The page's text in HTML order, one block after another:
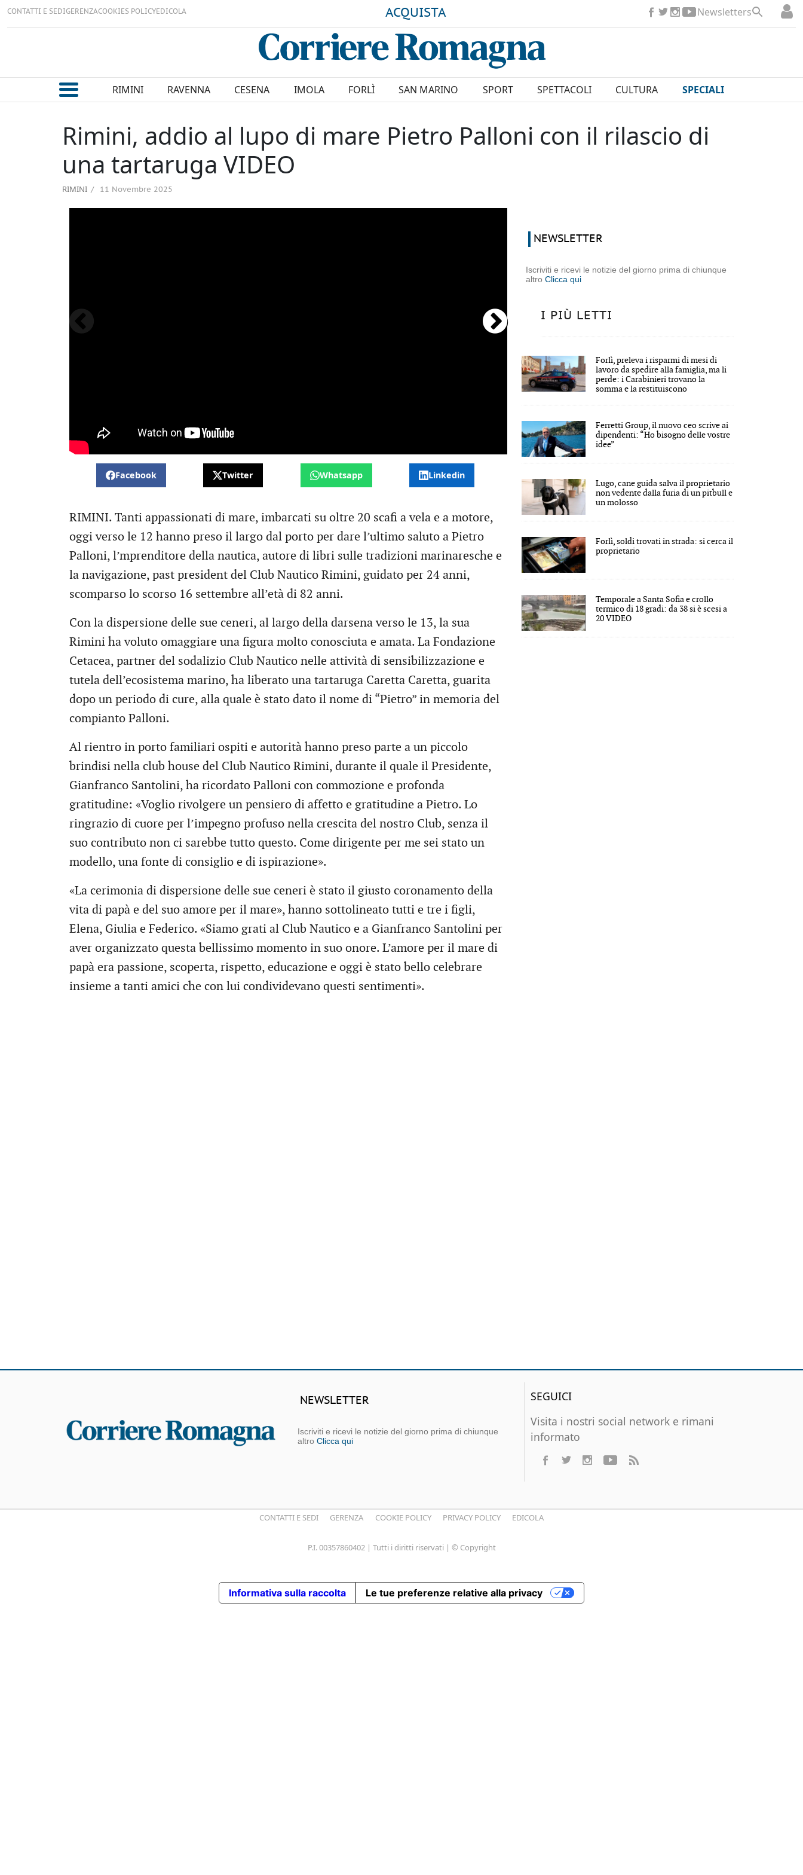
CONTATTI E SEDIGERENZACOOKIES POLICYEDICOLA ACQUISTA Newsletters
RIMINI RAVENNA CESENA IMOLA FORLÌ SAN MARINO SPORT SPETTACOLI CULTURA SPECIALI
Rimini, addio al lupo di mare Pietro Palloni con il rilascio di
una tartaruga VIDEO
RIMINI 11 Novembre 2025
La dispersione in mare delle ceneri
Facebook Twitter Whatsapp Linkedin
RIMINI. Tanti appassionati di mare, imbarcati su oltre 20 scafi a vela e a motore,
oggi verso le 12 hanno preso il largo dal porto per dare l’ultimo saluto a Pietro
Palloni, l’mprenditore della nautica, autore di libri sulle tradizioni marinaresche e
la navigazione, past president del Club Nautico Rimini, guidato per 24 anni,
scomparso lo scorso 16 settembre all’età di 82 anni.
Con la dispersione delle sue ceneri, al largo della darsena verso le 13, la sua
Rimini ha voluto omaggiare una figura molto conosciuta e amata. La Fondazione
Cetacea, partner del sodalizio Club Nautico nelle attività di sensibilizzazione e
tutela dell’ecosistema marino, ha liberato una tartaruga Caretta Caretta, guarita
dopo un periodo di cure, alla quale è stato dato il nome di “Pietro” in memoria del
compianto Palloni.
Al rientro in porto familiari ospiti e autorità hanno preso parte a un piccolo
brindisi nella club house del Club Nautico Rimini, durante il quale il Presidente,
Gianfranco Santolini, ha ricordato Palloni con commozione e profonda
gratitudine: «Voglio rivolgere un pensiero di affetto e gratitudine a Pietro. Lo
ringrazio di cuore per l’impegno profuso nella crescita del nostro Club, senza il
suo contributo non ci sarebbe tutto questo. Come dirigente per me sei stato un
modello, una fonte di consiglio e di ispirazione».
«La cerimonia di dispersione delle sue ceneri è stato il giusto coronamento della
vita di papà e del suo amore per il mare», hanno sottolineato tutti e tre i figli,
Elena, Giulia e Federico. «Siamo grati al Club Nautico e a Gianfranco Santolini per
aver organizzato questa bellissimo momento in suo onore. L’amore per il mare di
papà era passione, scoperta, rispetto, educazione e oggi è stato bello celebrare
insieme a tanti amici che con lui condividevano questi sentimenti».
NEWSLETTER
Iscriviti e ricevi le notizie del giorno prima di chiunque
altroClicca qui
I PIÙ LETTI
Forlì, preleva i risparmi di mesi di
lavoro da spedire alla famiglia, ma li
perde: i Carabinieri trovano la
somma e la restituiscono
Ferretti Group, il nuovo ceo scrive ai
dipendenti: “Ho bisogno delle vostre
idee”
Lugo, cane guida salva il proprietario
non vedente dalla furia di un pitbull e
un molosso
Forlì, soldi trovati in strada: si cerca il
proprietario
Temporale a Santa Sofia e crollo
termico di 18 gradi: da 38 si è scesi a
20 VIDEO
NEWSLETTER
Iscriviti e ricevi le notizie del giorno prima di chiunque
altro Clicca qui
SEGUICI
Visita i nostri social network e rimani
informato
CONTATTI E SEDI GERENZA COOKIE POLICY PRIVACY POLICY EDICOLA
P.I. 00357860402 | Tutti i diritti riservati | © Copyright
Informativa sulla raccolta Le tue preferenze relative alla privacy